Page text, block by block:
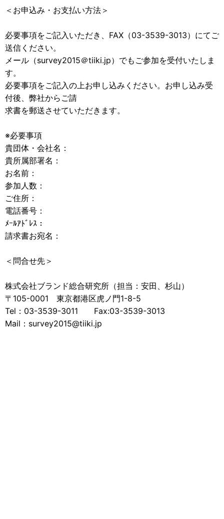
＜お申込み・お支払い方法＞
必要事項をご記入いただき、FAX（03-3539-3013）にてご
送信ください。
メール（survey2015＠tiiki.jp）でもご参加を受付いたしま
す。
必要事項をご記入の上お申し込みください。お申し込み受
付後、弊社からご請
求書を郵送させていただきます。
※必要事項
貴団体・会社名：
貴所属部署名：
お名前：
参加人数：
ご住所：
電話番号：
ﾒｰﾙｱﾄﾞﾚｽ：
請求書お宛名：
＜問合せ先＞
株式会社ブランド総合研究所（担当：安田、杉山）
〒105-0001 東京都港区虎ノ門1-8-5
Tel：03-3539-3011 Fax:03-3539-3013
Mail：survey2015@tiiki.jp